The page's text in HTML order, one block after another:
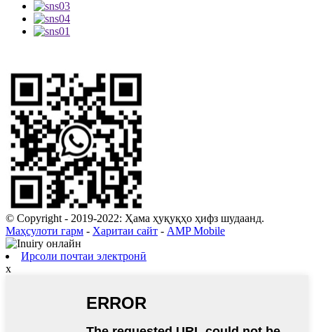
© Copyright - 2019-2022: Ҳама ҳуқуқҳо ҳифз шудаанд.
Маҳсулоти гарм - Харитаи сайт - AMP Mobile
Ирсоли почтаи электронӣ
x